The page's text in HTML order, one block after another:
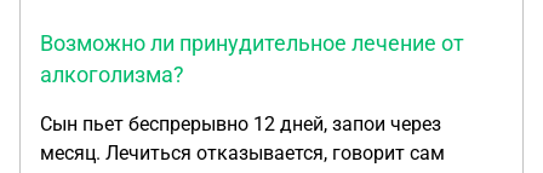
предопределено. 3. Может ли суд отклонить
адвоката, предложенного мной, поскольку я
являюсь потерпевшей стороной? 4. Может ли суд
признать сестру непричастной и при этом
111 УК РФ, больных жалеют вместо того чтобы
изолировать и лечить до полусмерти.
Возможно ли принудительное лечение от
алкоголизма?
Сын пьет беспрерывно 12 дней, запои через
месяц. Лечиться отказывается, говорит сам